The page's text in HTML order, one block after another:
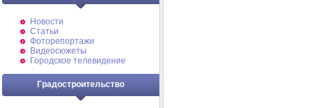
Новости
Статьи
Фоторепортажи
Видеосюжеты
Городское телевидение
Градостроительство